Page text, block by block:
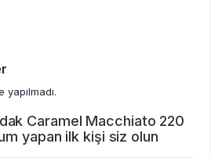
Caramel Macchiato 220
yapan ilk kişi siz olun